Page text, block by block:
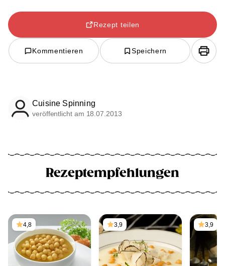
Rezept teilen
Kommentieren Speichern
Cuisine Spinning
veröffentlicht am 18.07.2013
Rezeptempfehlungen
4,8 3,9 3,9